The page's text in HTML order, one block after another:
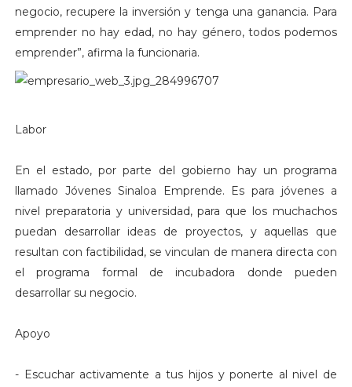
negocio, recupere la inversión y tenga una ganancia. Para
emprender no hay edad, no hay género, todos podemos
emprender”, afirma la funcionaria.
Labor
En el estado, por parte del gobierno hay un programa
llamado Jóvenes Sinaloa Emprende. Es para jóvenes a
nivel preparatoria y universidad, para que los muchachos
puedan desarrollar ideas de proyectos, y aquellas que
resultan con factibilidad, se vinculan de manera directa con
el programa formal de incubadora donde pueden
desarrollar su negocio.
Apoyo
- Escuchar activamente a tus hijos y ponerte al nivel de